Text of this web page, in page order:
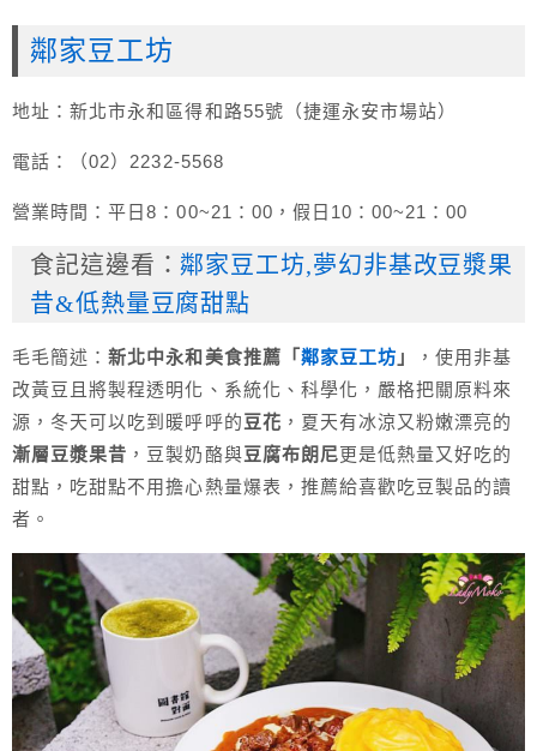
鄰家豆工坊
地址：新北市永和區得和路55號（捷運永安市場站）
電話：（02）2232-5568
營業時間：平日8：00~21：00，假日10：00~21：00
食記這邊看：鄰家豆工坊,夢幻非基改豆漿果
昔&低熱量豆腐甜點
毛毛簡述：新北中永和美食推薦「 鄰家豆工坊 」
，使用非基
改黃豆且將製程透明化、系統化、科學化，嚴格把關原料來
源，冬天可以吃到暖呼呼的豆花 ，夏天有冰涼又粉嫩漂亮的
漸層豆漿果昔 ，豆製奶酪與豆腐布朗尼更是低熱量又好吃的
甜點，吃甜點不用擔心熱量爆表，推薦給喜歡吃豆製品的讀
者。